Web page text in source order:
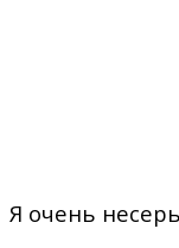
Я очень